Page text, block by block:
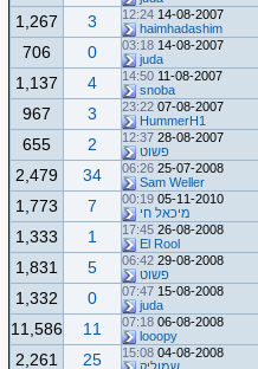
14-08-2007
12:24
haimhadashim
3
1,267
14-08-2007
03:18
juda
0
706
11-08-2007
14:50
snoba
4
1,137
07-08-2007
23:22
HummerH1
3
967
28-08-2007
12:37
פשוט
2
655
25-07-2008
06:26
Sam Weller
34
2,479
05-11-2010
00:19
מיכאל חי
7
1,773
26-08-2008
17:45
El Rool
1
1,333
29-08-2008
06:42
פשוט
5
1,831
15-08-2008
07:47
juda
0
1,332
06-08-2008
07:18
looopy
11
11,586
04-08-2008
15:08
25
2,261